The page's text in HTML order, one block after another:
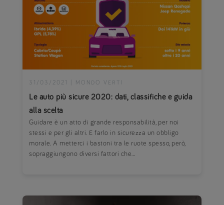
Le auto più sicure 2020: dati, classifiche e guida
alla scelta
31/03/2021 MONDO VERTI
Guidare è un atto di grande responsabilità, per noi
stessi e per gli altri. E farlo in sicurezza un obbligo
morale. A metterci i bastoni tra le ruote spesso, però,
sopraggiungono diversi fattori che...